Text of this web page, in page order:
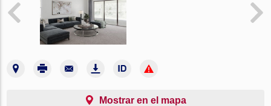
Mostrar en el mapa